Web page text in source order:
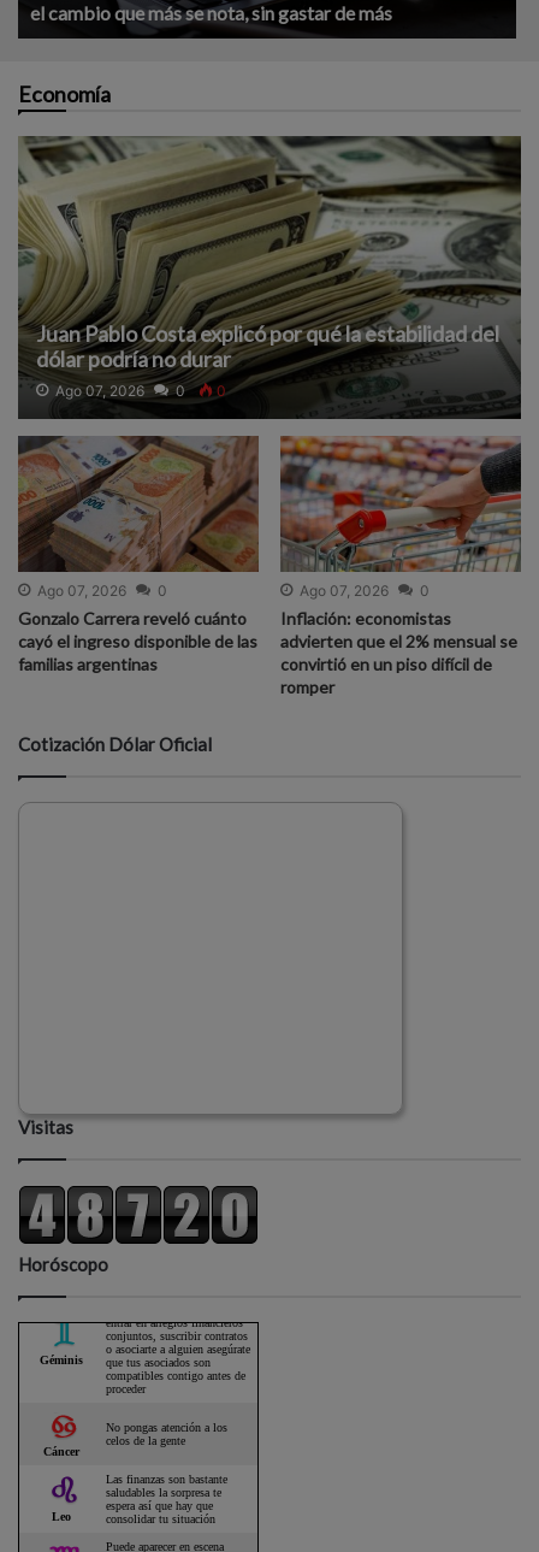
el cambio que más se nota, sin gastar de más
Economía
Juan Pablo Costa explicó por qué la estabilidad del
dólar podría no durar
Ago 07, 2026 0 0
Ago 07, 2026 0
Gonzalo Carrera reveló cuánto
cayó el ingreso disponible de las
familias argentinas
Ago 07, 2026 0
Inflación: economistas
advierten que el 2% mensual se
convirtió en un piso difícil de
romper
Cotización Dólar Oficial
Visitas
Horóscopo